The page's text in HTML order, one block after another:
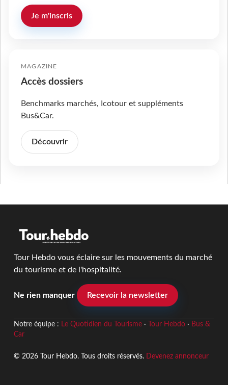
Je m'inscris
MAGAZINE
Accès dossiers
Benchmarks marchés, Icotour et suppléments
Bus&Car.
Découvrir
Tour Hebdo vous éclaire sur les mouvements du marché
du tourisme et de l'hospitalité.
Ne rien manquer Recevoir la newsletter
Notre équipe : Le Quotidien du Tourisme· Tour Hebdo· Bus &
Car
© 2026 Tour Hebdo. Tous droits réservés. Devenez annonceur